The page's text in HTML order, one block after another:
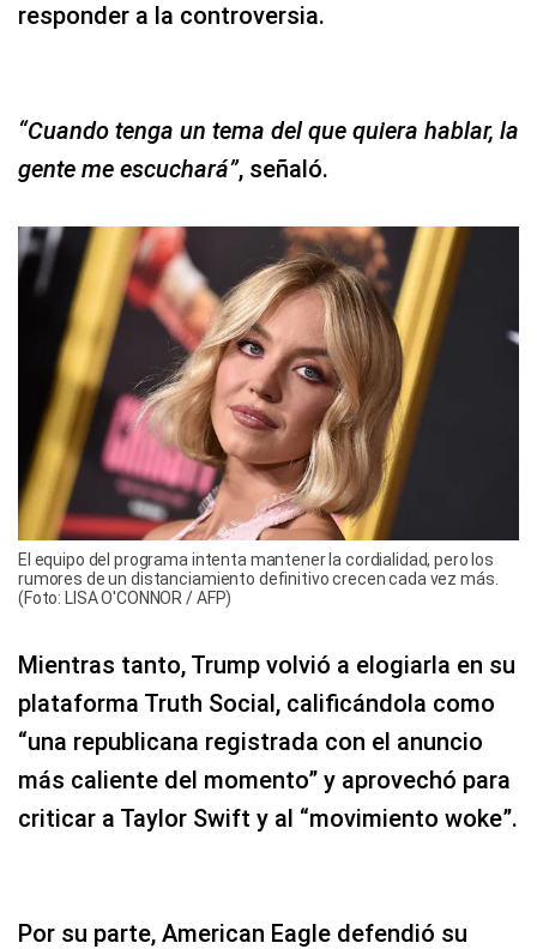
responder a la controversia.
“Cuando tenga un tema del que quiera hablar, la
gente me escuchará”, señaló.
El equipo del programa intenta mantener la cordialidad, pero los
rumores de un distanciamiento definitivo crecen cada vez más.
(Foto: LISA O'CONNOR / AFP)
Mientras tanto, Trump volvió a elogiarla en su
plataforma Truth Social, calificándola como
“una republicana registrada con el anuncio
más caliente del momento” y aprovechó para
criticar a Taylor Swift y al “movimiento woke”.
Por su parte, American Eagle defendió su